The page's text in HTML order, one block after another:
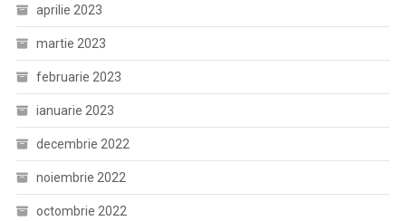
aprilie 2023
martie 2023
februarie 2023
ianuarie 2023
decembrie 2022
noiembrie 2022
octombrie 2022